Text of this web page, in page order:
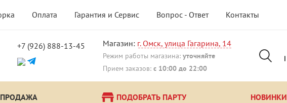
Оплата Гарантия и Сервис Вопрос - Ответ Контакты
+7 (926) 888-13-45 Магазин: г. Омск, улица Гагарина, 14
Режим работы магазина: уточняйте
Прием заказов: с 10:00 до 22:00
ПОДОБРАТЬ ПАРТУ НОВИНКИ